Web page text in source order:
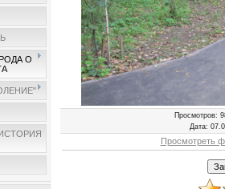
О
Просмотров:
Дата:
Просмотреть